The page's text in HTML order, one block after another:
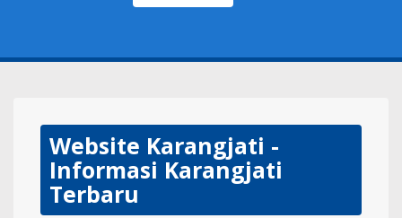
Website Karangjati -
Informasi Karangjati
Terbaru